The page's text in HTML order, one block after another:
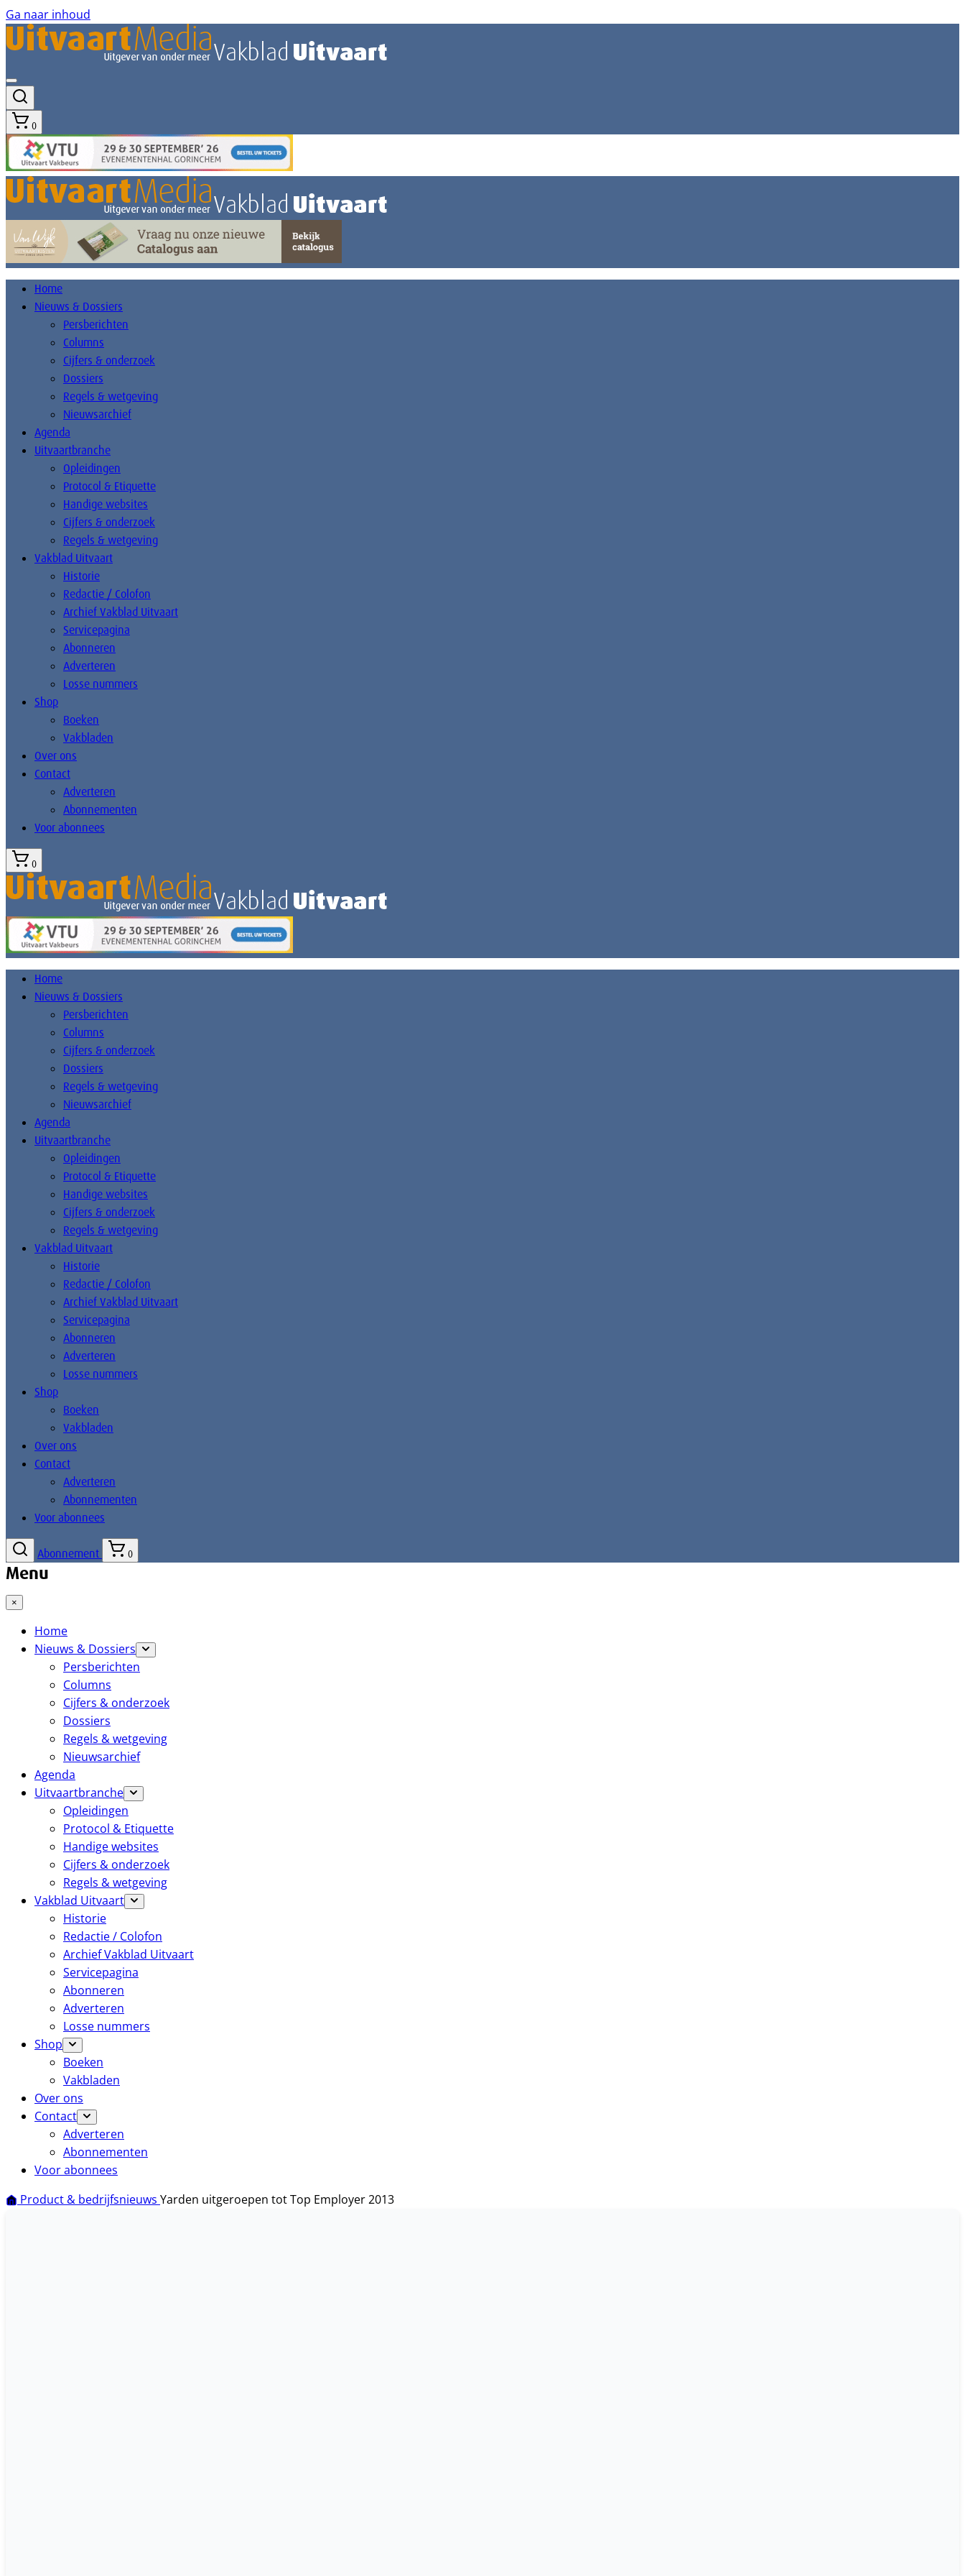
Ga naar inhoud
0
Home
Nieuws & Dossiers
Persberichten
Columns
Cijfers & onderzoek
Dossiers
Regels & wetgeving
Nieuwsarchief
Agenda
Uitvaartbranche
Opleidingen
Protocol & Etiquette
Handige websites
Cijfers & onderzoek
Regels & wetgeving
Vakblad Uitvaart
Historie
Redactie / Colofon
Archief Vakblad Uitvaart
Servicepagina
Abonneren
Adverteren
Losse nummers
Shop
Boeken
Vakbladen
Over ons
Contact
Adverteren
Abonnementen
Voor abonnees
0
Home
Nieuws & Dossiers
Persberichten
Columns
Cijfers & onderzoek
Dossiers
Regels & wetgeving
Nieuwsarchief
Agenda
Uitvaartbranche
Opleidingen
Protocol & Etiquette
Handige websites
Cijfers & onderzoek
Regels & wetgeving
Vakblad Uitvaart
Historie
Redactie / Colofon
Archief Vakblad Uitvaart
Servicepagina
Abonneren
Adverteren
Losse nummers
Shop
Boeken
Vakbladen
Over ons
Contact
Adverteren
Abonnementen
Voor abonnees
Abonnement 0
Menu
×
Home
Nieuws & Dossiers
Persberichten
Columns
Cijfers & onderzoek
Dossiers
Regels & wetgeving
Nieuwsarchief
Agenda
Uitvaartbranche
Opleidingen
Protocol & Etiquette
Handige websites
Cijfers & onderzoek
Regels & wetgeving
Vakblad Uitvaart
Historie
Redactie / Colofon
Archief Vakblad Uitvaart
Servicepagina
Abonneren
Adverteren
Losse nummers
Shop
Boeken
Vakbladen
Over ons
Contact
Adverteren
Abonnementen
Voor abonnees
Product & bedrijfsnieuws Yarden uitgeroepen tot Top Employer 2013